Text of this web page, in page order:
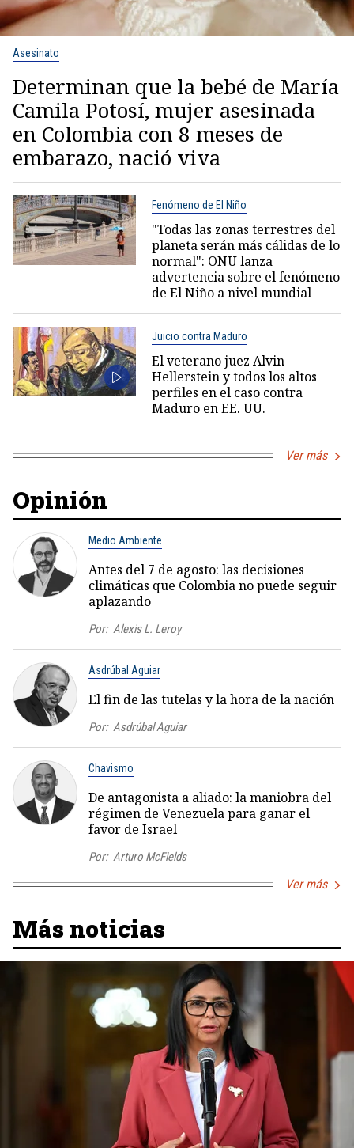
Asesinato
Determinan que la bebé de María
Camila Potosí, mujer asesinada
en Colombia con 8 meses de
embarazo, nació viva
Fenómeno de El Niño
"Todas las zonas terrestres del
planeta serán más cálidas de lo
normal": ONU lanza
advertencia sobre el fenómeno
de El Niño a nivel mundial
Juicio contra Maduro
El veterano juez Alvin
Hellerstein y todos los altos
perfiles en el caso contra
Maduro en EE. UU.
Ver más
Opinión
Medio Ambiente
Antes del 7 de agosto: las decisiones
climáticas que Colombia no puede seguir
aplazando
Por: Alexis L. Leroy
Asdrúbal Aguiar
El fin de las tutelas y la hora de la nación
Por: Asdrúbal Aguiar
Chavismo
De antagonista a aliado: la maniobra del
régimen de Venezuela para ganar el
favor de Israel
Por: Arturo McFields
Ver más
Más noticias